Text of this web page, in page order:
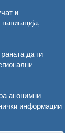
и
да ги
анонимни
информации